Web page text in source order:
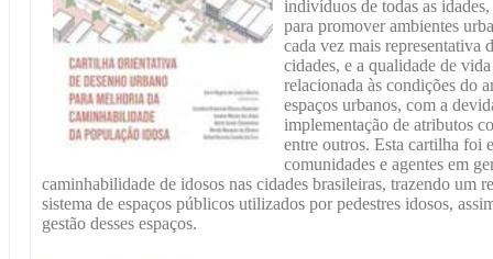
indivíduos de todas as
para promover ambientes
cada vez mais representativa
cidades, e a qualidade de
relacionada às condições do
espaços urbanos, com a
implementação de atributos
entre outros. Esta cartilha foi
comunidades e agentes em
caminhabilidade de idosos nas cidades brasileiras, trazendo um
sistema de espaços públicos utilizados por pedestres idosos,
gestão desses espaços.